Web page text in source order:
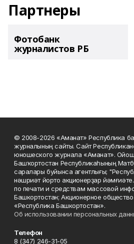
Партнеры
Фотобанк
журналистов РБ
© 2008-2026 «Аманат» Республика
журналының сайты. Сайт
юношеского журнала «Аманат».
Башҡортостан Республикаһының
саралары буйынса агентлығы;
нәшриәт йорто акционерҙар
по печати и средствам массовой
Башкортостан; Акционерное
«Республика Башкортостан».
Об использовании персональных
Телефон
8 (347) 246-31-05